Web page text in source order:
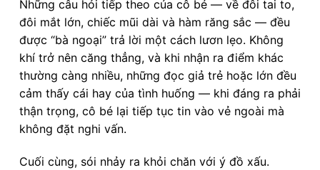
Những câu hỏi tiếp theo của cô bé — về đôi tai to,
đôi mắt lớn, chiếc mũi dài và hàm răng sắc — đều
được “bà ngoại” trả lời một cách lươn lẹo. Không
khí trở nên căng thẳng, và khi nhận ra điểm khác
thường càng nhiều, những đọc giả trẻ hoặc lớn đều
cảm thấy cái hay của tình huống — khi đáng ra phải
thận trọng, cô bé lại tiếp tục tin vào vẻ ngoài mà
không đặt nghi vấn.
Cuối cùng, sói nhảy ra khỏi chăn với ý đồ xấu.